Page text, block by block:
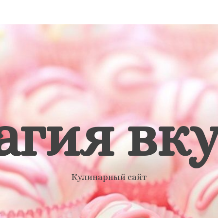
Кулинарный сайт